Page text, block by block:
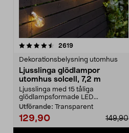
2619recensioner
Dekorationsbelysning utomhus
Ljusslinga glödlampor
utomhus solcell, 7,2 m
Ljusslinga med 15 tåliga
glödlampsformade LED...
Utförande: Transparent
129,90 149,90
4.5 av 5 stjärnor